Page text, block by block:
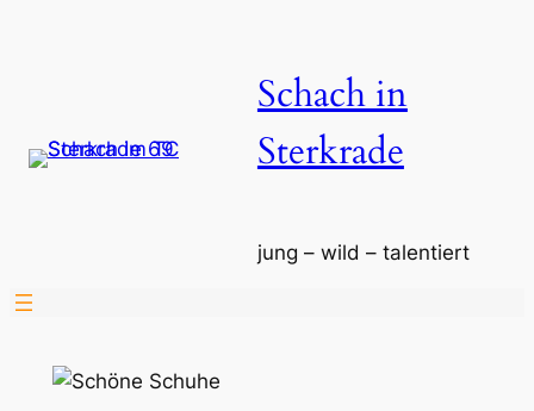
Schach in
Sterkrade
jung – wild – talentiert